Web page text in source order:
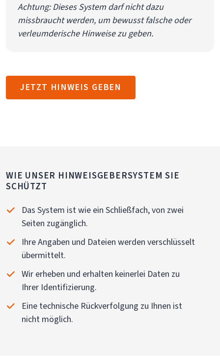
Achtung: Dieses System darf nicht dazu
missbraucht werden, um bewusst falsche oder
verleumderische Hinweise zu geben.
JETZT HINWEIS GEBEN
WIE UNSER HINWEISGEBERSYSTEM SIE
SCHÜTZT
Das System ist wie ein Schließfach, von zwei
Seiten zugänglich.
Ihre Angaben und Dateien werden verschlüsselt
übermittelt.
Wir erheben und erhalten keinerlei Daten zu
Ihrer Identifizierung.
Eine technische Rückverfolgung zu Ihnen ist
nicht möglich.